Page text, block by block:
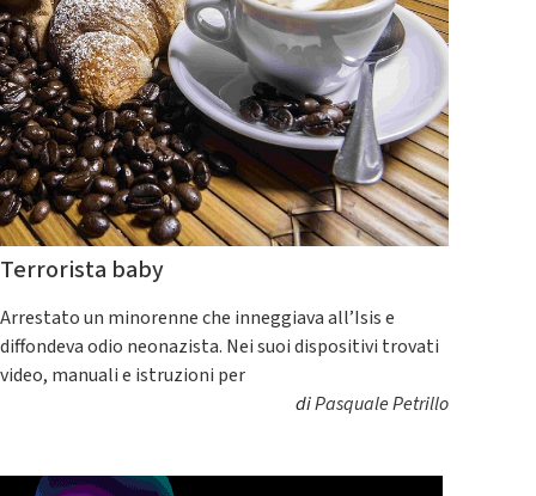
Terrorista baby
Arrestato un minorenne che inneggiava all’Isis e
diffondeva odio neonazista. Nei suoi dispositivi trovati
video, manuali e istruzioni per
diPasquale Petrillo